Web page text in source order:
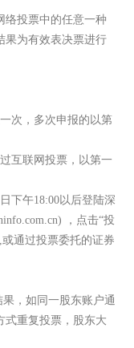
投票中的任意一种
果为有效表决票进行
次，多次申报的以第
互联网投票，以第一
午18:00以后登陆深
，点击“投
通过投票委托的证券
，如同一股东账户通
式重复投票，股东大